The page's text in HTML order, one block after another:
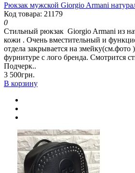
Рюкзак мужской Giorgio Armani
Код товара: 21179
0
Стильный рюкзак Giorgio Armani из
кожи . Очень вместительный и
отдела закрывается на змейку(см.фото
фурнитуре с лого бренда. Смотрится
Подчерк..
3 500грн.
В корзину